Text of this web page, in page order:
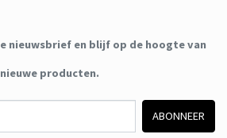
nieuwsbrief en blijf op de hoogte van
nieuwe producten.
ABONNEER